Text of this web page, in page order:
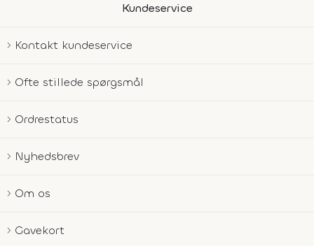
Kundeservice
Kontakt kundeservice
Ofte stillede spørgsmål
Ordrestatus
Nyhedsbrev
Om os
Gavekort